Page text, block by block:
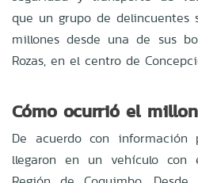
que un grupo de delincuentes
millones desde una de sus
Rozas, en el centro de
Cómo ocurrió el
De acuerdo con información
llegaron en un vehículo con